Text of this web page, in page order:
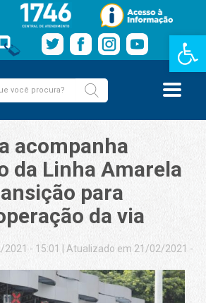
Barra de
acompanha
da Linha Amarela
para
da via
- 15:01
Atualizado em 21/02/2021 -